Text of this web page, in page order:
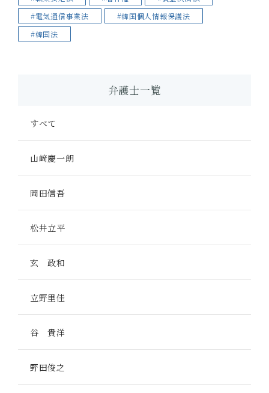
#電気通信事業法
#韓国個人情報保護法
#韓国法
弁護士一覧
すべて
山﨑慶一朗
岡田信吾
松井立平
玄 政和
立野里佳
谷 貴洋
野田俊之